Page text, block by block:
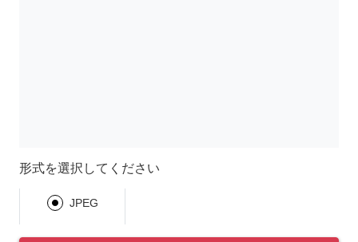
形式を選択してください
JPEG